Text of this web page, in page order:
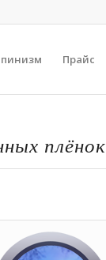
Прайс
плёнок